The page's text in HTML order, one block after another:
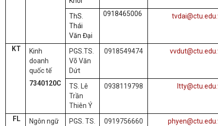
ThS.
Thái
Văn Đại
0918465006
KT
Kinh
doanh
quốc tế
7340120C
PGS.TS.
Võ Văn
Dứt
0918549474
TS. Lê
Trần
Thiên Ý
0938119798
FL
Ngôn ngữ
PGS. TS.
0919756660